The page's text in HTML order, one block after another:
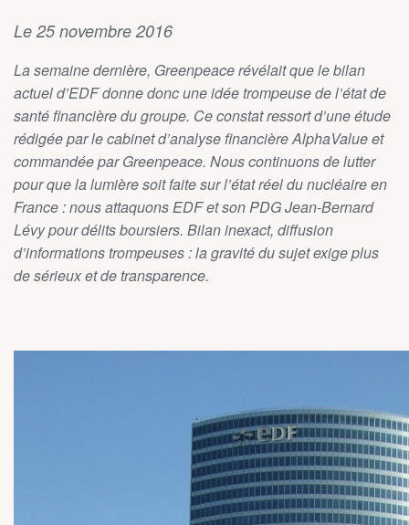
Le 25 novembre 2016
La semaine dernière, Greenpeace révélait que le bilan
actuel d’EDF donne donc une idée trompeuse de l’état de
santé financière du groupe. Ce constat ressort d’une étude
rédigée par le cabinet d’analyse financière AlphaValue et
commandée par Greenpeace. Nous continuons de lutter
pour que la lumière soit faite sur l’état réel du nucléaire en
France : nous attaquons EDF et son PDG Jean-Bernard
Lévy pour délits boursiers. Bilan inexact, diffusion
d’informations trompeuses : la gravité du sujet exige plus
de sérieux et de transparence.